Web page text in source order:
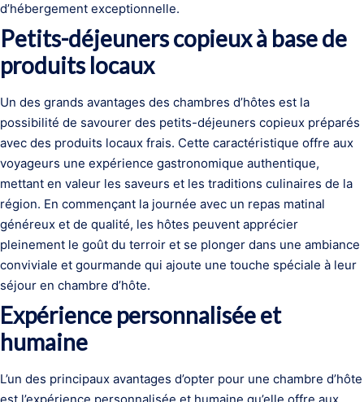
d’hébergement exceptionnelle.
Petits-déjeuners copieux à base de
produits locaux
Un des grands avantages des chambres d’hôtes est la
possibilité de savourer des petits-déjeuners copieux préparés
avec des produits locaux frais. Cette caractéristique offre aux
voyageurs une expérience gastronomique authentique,
mettant en valeur les saveurs et les traditions culinaires de la
région. En commençant la journée avec un repas matinal
généreux et de qualité, les hôtes peuvent apprécier
pleinement le goût du terroir et se plonger dans une ambiance
conviviale et gourmande qui ajoute une touche spéciale à leur
séjour en chambre d’hôte.
Expérience personnalisée et
humaine
L’un des principaux avantages d’opter pour une chambre d’hôte